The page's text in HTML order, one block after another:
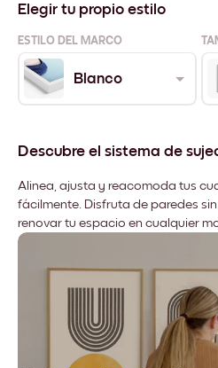
Elegir tu propio estilo
ESTILO DEL MARCO
Blanco
Descubre el sistema de
Alinea, ajusta y reacomoda tus
fácilmente. Disfruta de paredes
renovar tu espacio en cualquier